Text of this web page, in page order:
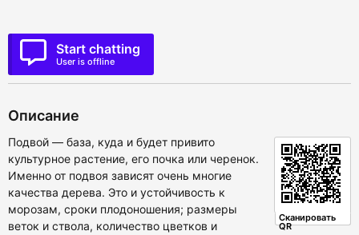
Start chatting
User is offline
Описание
Сканировать
QR
Подвой — база, куда и будет привито
культурное растение, его почка или черенок.
Именно от подвоя зависят очень многие
качества дерева. Это и устойчивость к
морозам, сроки плодоношения; размеры
веток и ствола, количество цветков и